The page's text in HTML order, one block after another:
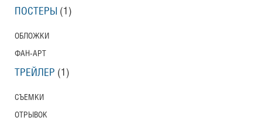
ПОСТЕРЫ (1)
ОБЛОЖКИ
ФАН-АРТ
ТРЕЙЛЕР (1)
СЪЕМКИ
ОТРЫВОК